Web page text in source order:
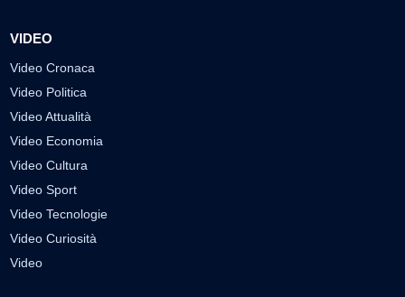
VIDEO
Video Cronaca
Video Politica
Video Attualità
Video Economia
Video Cultura
Video Sport
Video Tecnologie
Video Curiosità
Video